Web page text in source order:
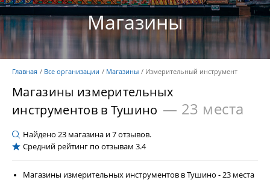
Магазины
Главная Все организации Магазины Измерительный инструмент
Магазины измерительных
инструментов в Тушино — 23 места
Найдено 23 магазина и 7 отзывов.
Средний рейтинг по отзывам 3.4
Магазины измерительных инструментов в Тушино - 23 места